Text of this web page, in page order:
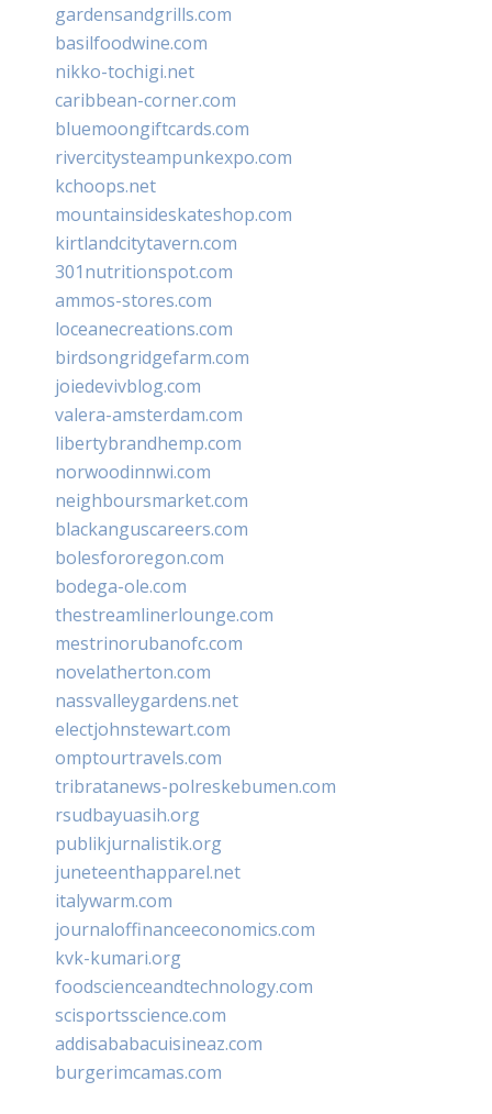
gardensandgrills.com
basilfoodwine.com
nikko-tochigi.net
caribbean-corner.com
bluemoongiftcards.com
rivercitysteampunkexpo.com
kchoops.net
mountainsideskateshop.com
kirtlandcitytavern.com
301nutritionspot.com
ammos-stores.com
loceanecreations.com
birdsongridgefarm.com
joiedevivblog.com
valera-amsterdam.com
libertybrandhemp.com
norwoodinnwi.com
neighboursmarket.com
blackanguscareers.com
bolesfororegon.com
bodega-ole.com
thestreamlinerlounge.com
mestrinorubanofc.com
novelatherton.com
nassvalleygardens.net
electjohnstewart.com
omptourtravels.com
tribratanews-polreskebumen.com
rsudbayuasih.org
publikjurnalistik.org
juneteenthapparel.net
italywarm.com
journaloffinanceeconomics.com
kvk-kumari.org
foodscienceandtechnology.com
scisportsscience.com
addisababacuisineaz.com
burgerimcamas.com